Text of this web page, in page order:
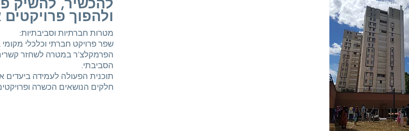
ולהפוך פרויקטים
מטרות חברתיות וסביבתיות:
שפר פרויקט חברתי וכלכלי מקומי
הפרמקלצ'ר במטרה לשחזר קשרים
הסביבתי.
תוכנית הפעולה לעמידה
חלקים הנושאים הכשרה